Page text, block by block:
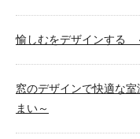
愉しむをデザインする
窓のデザインで快適な
まい～